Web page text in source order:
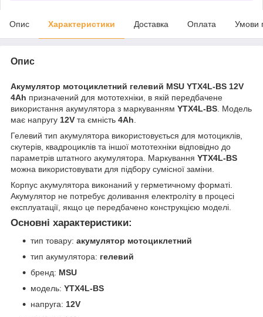
Опис Характеристики Доставка Оплата Умови
Опис
Акумулятор мотоциклетний гелевий MSU YTX4L-BS 12V
4Ah призначений для мототехніки, в якій передбачене
використання акумулятора з маркуванням YTX4L-BS . Модель
має напругу 12V та ємність 4Ah
Гелевий тип акумулятора використовується для мотоциклів,
скутерів, квадроциклів та іншої мототехніки відповідно до
параметрів штатного акумулятора. Маркування YTX4L-BS
можна використовувати для підбору сумісної заміни.
Корпус акумулятора виконаний у герметичному форматі.
Акумулятор не потребує доливання електроліту в процесі
експлуатації, якщо це передбачено конструкцією моделі.
Основні характеристики:
тип товару: акумулятор мотоциклетний
тип акумулятора: гелевий
бренд: MSU
модель: YTX4L-BS
напруга: 12V